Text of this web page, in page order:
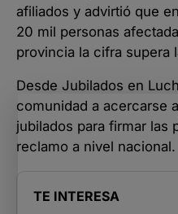
afiliados y advirtió que
20 mil personas
provincia la cifra supera
Desde Jubilados en
comunidad a acercarse
jubilados para firmar las
reclamo a nivel nacional.
TE INTERESA